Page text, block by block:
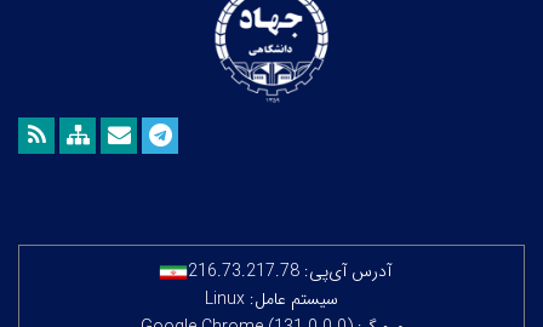
آدرس آی‌پی: 216.73.217.78
سیستم عامل: Linux